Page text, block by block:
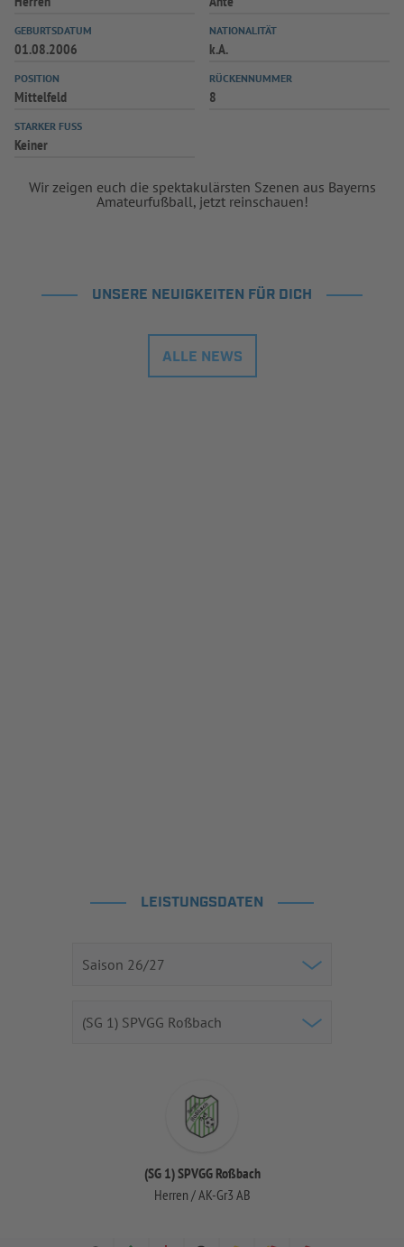
SPIELPLUS
GEBURTSDATUM
01.08.2006
NATIONALITÄT
k.A.
POSITION
Mittelfeld
RÜCKENNUMMER
8
STARKER FUSS
Keiner
Wir zeigen euch die spektakulärsten Szenen aus Bayerns
Amateurfußball, jetzt reinschauen!
UNSERE NEUIGKEITEN FÜR DICH
ALLE NEWS
LEISTUNGSDATEN
(SG 1) SPVGG Roßbach
Herren / AK-Gr3 AB